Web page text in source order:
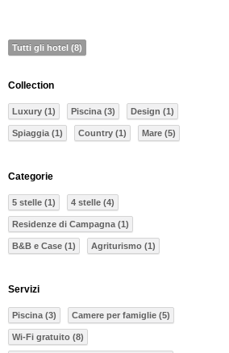
Tutti gli hotel (8)
Collection
Luxury (1) Piscina (3) Design (1)
Spiaggia (1) Country (1) Mare (5)
Categorie
5 stelle (1) 4 stelle (4)
Residenze di Campagna (1)
B&B e Case (1) Agriturismo (1)
Servizi
Piscina (3) Camere per famiglie (5)
Wi-Fi gratuito (8)